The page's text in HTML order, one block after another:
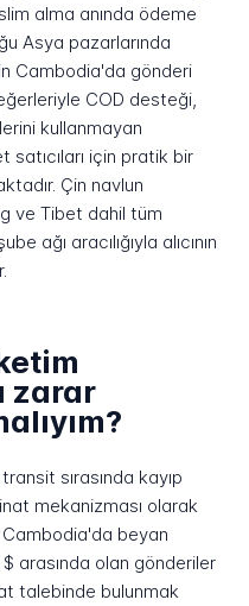
alma anında ödeme
Asya pazarlarında
Cambodia'da gönderi
COD desteği,
kullanmayan
için pratik bir
Çin navlun
ve Tibet dahil tüm
ağı aracılığıyla alıcının
zarar
sırasında kayıp
mekanizması olarak
Cambodia'da beyan
arasında olan gönderiler
talebinde bulunmak